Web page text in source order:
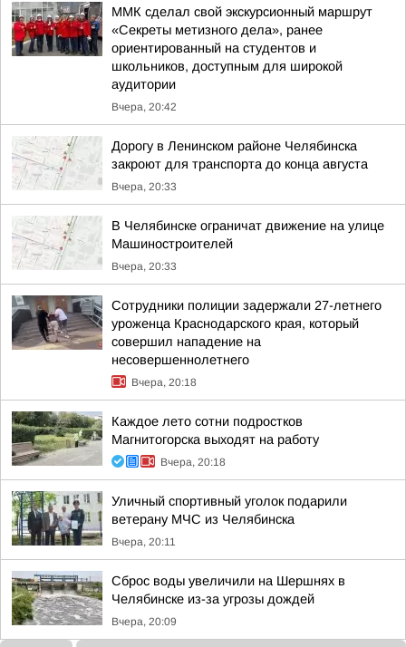
ММК сделал свой экскурсионный маршрут
«Секреты метизного дела», ранее
ориентированный на студентов и
школьников, доступным для широкой
аудитории
Вчера, 20:42
Дорогу в Ленинском районе Челябинска
закроют для транспорта до конца августа
Вчера, 20:33
В Челябинске ограничат движение на улице
Машиностроителей
Вчера, 20:33
Сотрудники полиции задержали 27-летнего
уроженца Краснодарского края, который
совершил нападение на
несовершеннолетнего
Вчера, 20:18
Каждое лето сотни подростков
Магнитогорска выходят на работу
Вчера, 20:18
Уличный спортивный уголок подарили
ветерану МЧС из Челябинска
Вчера, 20:11
Сброс воды увеличили на Шершнях в
Челябинске из-за угрозы дождей
Вчера, 20:09